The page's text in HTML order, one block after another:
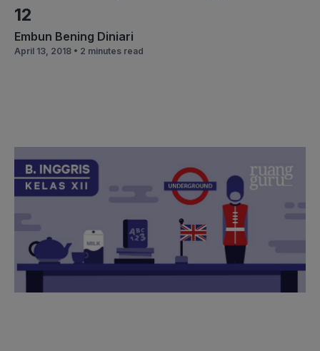
12
Embun Bening Diniari
April 13, 2018 • 2 minutes read